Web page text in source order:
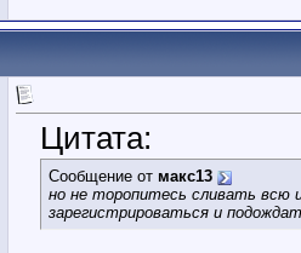
Цитата:
Сообщение от макс13
но не торопитесь сливать всю
зарегистрироваться и